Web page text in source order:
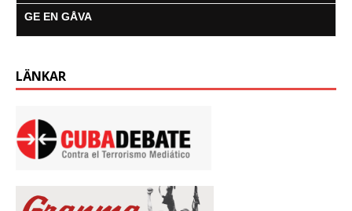
GE EN GÅVA
LÄNKAR